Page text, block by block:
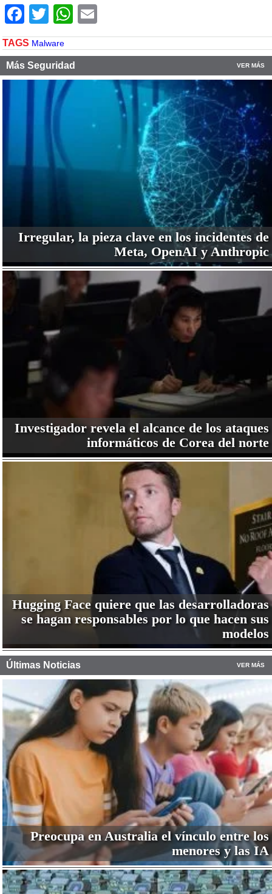
Facebook
TwitterWhatsApp
TAGS Malware
Más Seguridad VER MÁS
Irregular, la pieza clave en los incidentes de
Meta, OpenAI y Anthropic
Investigador revela el alcance de los ataques
informáticos de Corea del norte
Hugging Face quiere que las desarrolladoras
se hagan responsables por lo que hacen sus
modelos
Últimas Noticias VER MÁS
Preocupa en Australia el vínculo entre los
menores y las IA